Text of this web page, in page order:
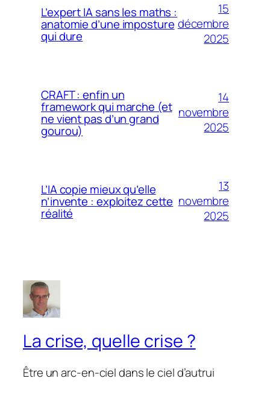
L’expert IA sans les maths :
anatomie d’une imposture
qui dure
15
décembre
2025
CRAFT : enfin un
framework qui marche (et
ne vient pas d’un grand
gourou)
14
novembre
2025
L’IA copie mieux qu’elle
n’invente : exploitez cette
réalité
13
novembre
2025
La crise, quelle crise ?
Être un arc-en-ciel dans le ciel d’autrui